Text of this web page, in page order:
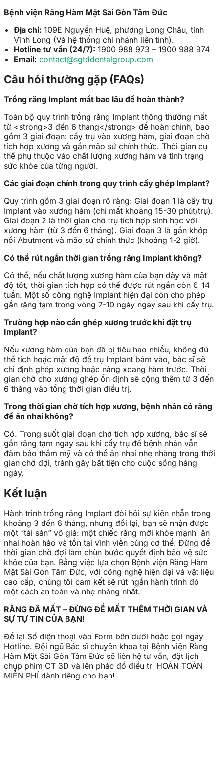
Bệnh viện Răng Hàm Mặt Sài Gòn Tâm Đức
Địa chỉ: 109E Nguyễn Huệ, phường Long Châu, tỉnh
Vĩnh Long (Và hệ thống chi nhánh liên tỉnh).
Hotline tư vấn (24/7): 1900 988 973 – 1900 988 974
Email: contact@sgtddentalgroup.com
Câu hỏi thường gặp (FAQs)
Trồng răng Implant mất bao lâu để hoàn thành?
Toàn bộ quy trình trồng răng Implant thông thường mất
từ <strong>3 đến 6 tháng</strong> để hoàn chỉnh, bao
gồm 3 giai đoạn: cấy trụ vào xương hàm, giai đoạn chờ
tích hợp xương và gắn mão sứ chính thức. Thời gian cụ
thể phụ thuộc vào chất lượng xương hàm và tình trạng
sức khỏe của từng người.
Các giai đoạn chính trong quy trình cấy ghép Implant?
Quy trình gồm 3 giai đoạn rõ ràng: Giai đoạn 1 là cấy trụ
Implant vào xương hàm (chỉ mất khoảng 15-30 phút/trụ).
Giai đoạn 2 là thời gian chờ trụ tích hợp sinh học với
xương hàm (từ 3 đến 6 tháng). Giai đoạn 3 là gắn khớp
nối Abutment và mão sứ chính thức (khoảng 1-2 giờ).
Có thể rút ngắn thời gian trồng răng Implant không?
Có thể, nếu chất lượng xương hàm của bạn dày và mật
độ tốt, thời gian tích hợp có thể được rút ngắn còn 6-14
tuần. Một số công nghệ Implant hiện đại còn cho phép
gắn răng tạm trong vòng 7-10 ngày ngay sau khi cấy trụ.
Trường hợp nào cần ghép xương trước khi đặt trụ
Implant?
Nếu xương hàm của bạn đã bị tiêu hao nhiều, không đủ
thể tích hoặc mật độ để trụ Implant bám vào, bác sĩ sẽ
chỉ định ghép xương hoặc nâng xoang hàm trước. Thời
gian chờ cho xương ghép ổn định sẽ cộng thêm từ 3 đến
6 tháng vào tổng thời gian điều trị.
Trong thời gian chờ tích hợp xương, bệnh nhân có răng
để ăn nhai không?
Có. Trong suốt giai đoạn chờ tích hợp xương, bác sĩ sẽ
gắn răng tạm ngay sau khi cấy trụ để bệnh nhân vẫn
đảm bảo thẩm mỹ và có thể ăn nhai nhẹ nhàng trong thời
gian chờ đợi, tránh gây bất tiện cho cuộc sống hàng
ngày.
Kết luận
Hành trình trồng răng Implant đòi hỏi sự kiên nhẫn trong
khoảng 3 đến 6 tháng, nhưng đổi lại, bạn sẽ nhận được
một “tài sản” vô giá: một chiếc răng mới khỏe mạnh, ăn
nhai hoàn hảo và tồn tại vĩnh viễn cùng cơ thể. Đừng để
thời gian chờ đợi làm chùn bước quyết định bảo vệ sức
khỏe của bạn. Bằng việc lựa chọn Bệnh viện Răng Hàm
Mặt Sài Gòn Tâm Đức, với công nghệ hiện đại và vật liệu
cao cấp, chúng tôi cam kết sẽ rút ngắn hành trình đó
một cách an toàn và nhẹ nhàng nhất.
RĂNG ĐÃ MẤT – ĐỪNG ĐỂ MẤT THÊM THỜI GIAN VÀ
SỰ TỰ TIN CỦA BẠN!
Để lại Số điện thoại vào Form bên dưới hoặc gọi ngay
Hotline. Đội ngũ Bác sĩ chuyên khoa tại Bệnh viện Răng
Hàm Mặt Sài Gòn Tâm Đức sẽ liên hệ tư vấn, đặt lịch
chụp phim CT 3D và lên phác đồ điều trị HOÀN TOÀN
MIỄN PHÍ dành riêng cho bạn!